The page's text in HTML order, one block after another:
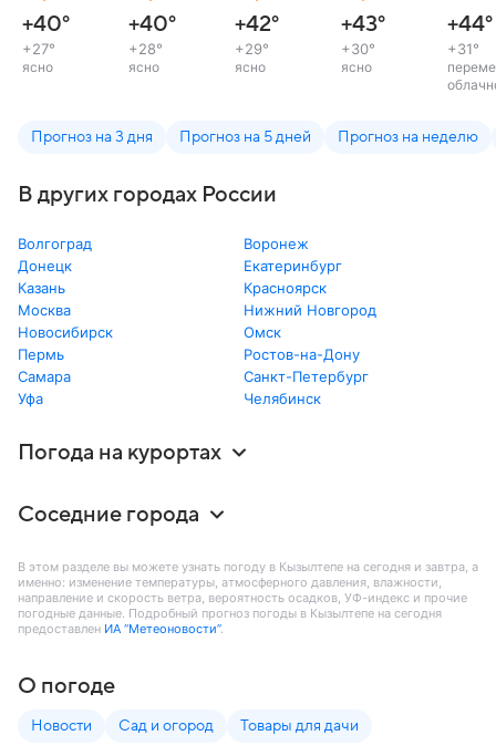
+40°
+27°
ясно
+40°
+28°
ясно
+42°
+29°
ясно
+43°
+30°
ясно
+44°
+31°
Прогноз на 3 дня Прогноз на 5 дней Прогноз на неделю
В других городах России
Волгоград
Воронеж
Донецк
Екатеринбург
Казань
Красноярск
Москва
Нижний Новгород
Новосибирск
Омск
Пермь
Ростов-на-Дону
Самара
Санкт-Петербург
Уфа
Челябинск
Погода на курортах
Соседние города
В этом разделе вы можете узнать погоду в Кызылтепе на сегодня и завтра, а
именно: изменение температуры, атмосферного давления, влажности,
направление и скорость ветра, вероятность осадков, УФ-индекс и прочие
погодные данные. Подробный прогноз погоды в Кызылтепе на сегодня
предоставлен ИА “Метеоновости”.
О погоде
Новости Сад и огород Товары для дачи